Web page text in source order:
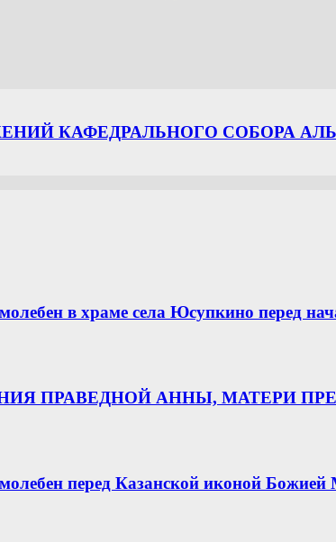
КАФЕДРАЛЬНОГО СОБОРА
в храме села Юсупкино перед
ПРАВЕДНОЙ АННЫ, МАТЕРИ
перед Казанской иконой